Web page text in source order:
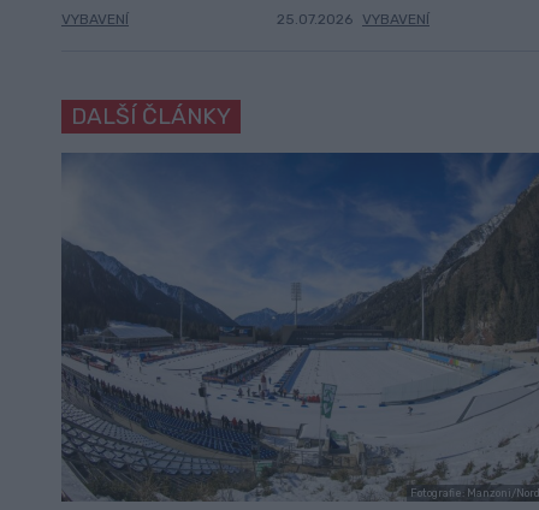
VYBAVENÍ 25.07.2026 VYBAVENÍ
DALŠÍ ČLÁNKY
Fotografie: Manzoni/